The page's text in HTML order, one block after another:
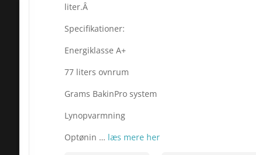
liter.Â
Specifikationer:
Energiklasse A+
77 liters ovnrum
Grams BakinPro system
Lynopvarmning
Optønin … læs mere her